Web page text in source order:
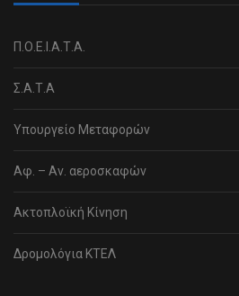
Π.Ο.Ε.Ι.Α.Τ.Α.
Σ.Α.Τ.Α
Υπουργείο Μεταφορών
Αφ. – Αν. αεροσκαφών
Ακτοπλοϊκή Κίνηση
Δρομολόγια ΚΤΕΛ